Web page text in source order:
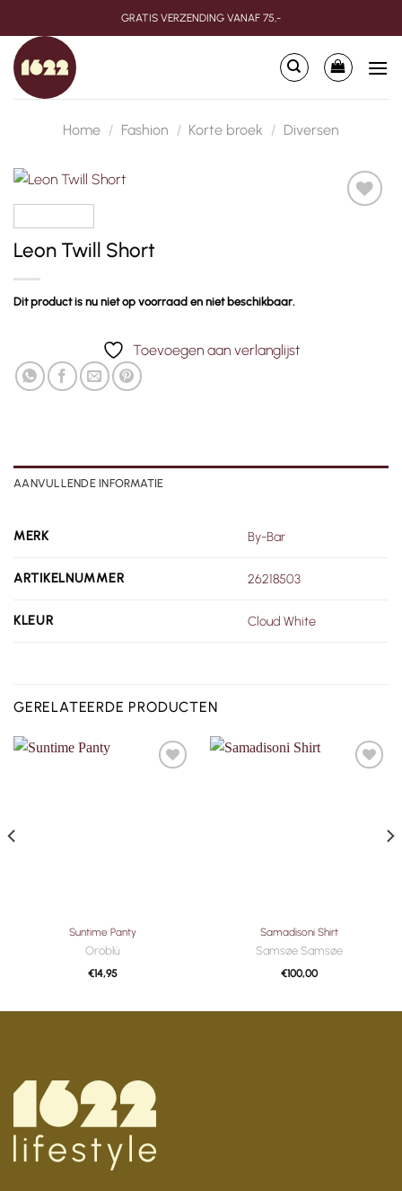
naar
inhoud
GRATIS VERZENDING VANAF 75,-
Home / Fashion / Korte broek / Diversen
Leon Twill Short
Dit product is nu niet op voorraad en niet beschikbaar.
Toevoegen aan verlanglijst
AANVULLENDE INFORMATIE
MERK By-Bar
ARTIKELNUMMER 26218503
KLEUR Cloud White
GERELATEERDE PRODUCTEN
Suntime Panty
Oroblù
€14,95
Samadisoni Shirt
Samsøe Samsøe
€100,00